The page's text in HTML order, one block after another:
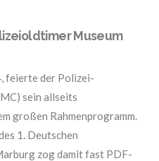
Museum
feierte der Polizei-
sein allseits
großen Rahmenprogramm.
1. Deutschen
zog damit fast PDF-